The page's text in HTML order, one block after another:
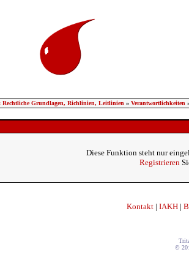
Rechtliche Grundlagen, Richlinien, Leitlinien » Verantwortlichkeiten
Diese Funktion steht nur
Registrieren
Kontakt | IAKH |
©